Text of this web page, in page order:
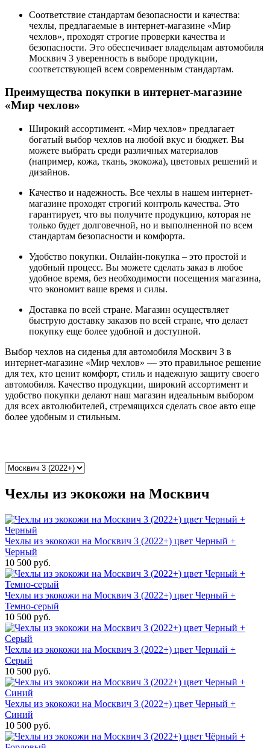
Соответствие стандартам безопасности и качества:
чехлы, предлагаемые в интернет-магазине «Мир
чехлов», проходят строгие проверки качества и
безопасности. Это обеспечивает владельцам автомобиля
Москвич 3 уверенность в выборе продукции,
соответствующей всем современным стандартам.
Преимущества покупки в интернет-магазине
«Мир чехлов»
Широкий ассортимент. «Мир чехлов» предлагает
богатый выбор чехлов на любой вкус и бюджет. Вы
можете выбрать среди различных материалов
(например, кожа, ткань, экокожа), цветовых решений и
дизайнов.
Качество и надежность. Все чехлы в нашем интернет-
магазине проходят строгий контроль качества. Это
гарантирует, что вы получите продукцию, которая не
только будет долговечной, но и выполненной по всем
стандартам безопасности и комфорта.
Удобство покупки. Онлайн-покупка – это простой и
удобный процесс. Вы можете сделать заказ в любое
удобное время, без необходимости посещения магазина,
что экономит ваше время и силы.
Доставка по всей стране. Магазин осуществляет
быструю доставку заказов по всей стране, что делает
покупку еще более удобной и доступной.
Выбор чехлов на сиденья для автомобиля Москвич 3 в
интернет-магазине «Мир чехлов» — это правильное решение
для тех, кто ценит комфорт, стиль и надежную защиту своего
автомобиля. Качество продукции, широкий ассортимент и
удобство покупки делают наш магазин идеальным выбором
для всех автолюбителей, стремящихся сделать свое авто еще
более удобным и стильным.
Чехлы из экокожи на Москвич
Чехлы из экокожи на Москвич 3 (2022+) цвет Черный +
Черный
10 500 руб.
Чехлы из экокожи на Москвич 3 (2022+) цвет Черный +
Темно-серый
10 500 руб.
Чехлы из экокожи на Москвич 3 (2022+) цвет Черный +
Серый
10 500 руб.
Чехлы из экокожи на Москвич 3 (2022+) цвет Черный +
Синий
10 500 руб.